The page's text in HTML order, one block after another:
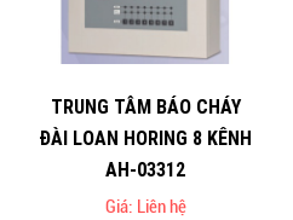
TRUNG TÂM BÁO CHÁY
ĐÀI LOAN HORING 8 KÊNH
AH-03312
Giá: Liên hệ